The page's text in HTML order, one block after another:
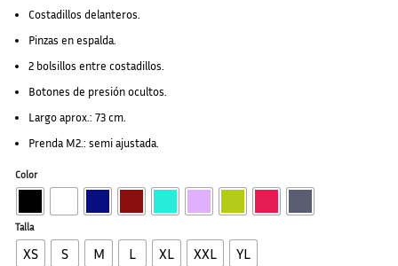
Costadillos delanteros.
Pinzas en espalda.
2 bolsillos entre costadillos.
Botones de presión ocultos.
Largo aprox.: 73 cm.
Prenda M2.: semi ajustada.
Color
Talla
XS S M L XL XXL YL